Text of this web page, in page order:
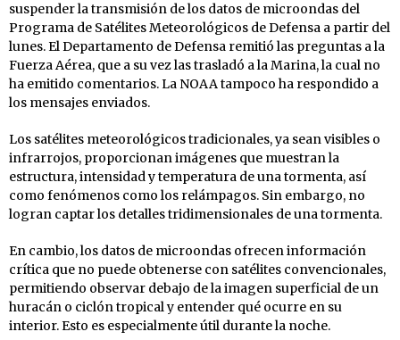
suspender la transmisión de los datos de microondas del
Programa de Satélites Meteorológicos de Defensa a partir del
lunes. El Departamento de Defensa remitió las preguntas a la
Fuerza Aérea, que a su vez las trasladó a la Marina, la cual no
ha emitido comentarios. La NOAA tampoco ha respondido a
los mensajes enviados.
Los satélites meteorológicos tradicionales, ya sean visibles o
infrarrojos, proporcionan imágenes que muestran la
estructura, intensidad y temperatura de una tormenta, así
como fenómenos como los relámpagos. Sin embargo, no
logran captar los detalles tridimensionales de una tormenta.
En cambio, los datos de microondas ofrecen información
crítica que no puede obtenerse con satélites convencionales,
permitiendo observar debajo de la imagen superficial de un
huracán o ciclón tropical y entender qué ocurre en su
interior. Esto es especialmente útil durante la noche.